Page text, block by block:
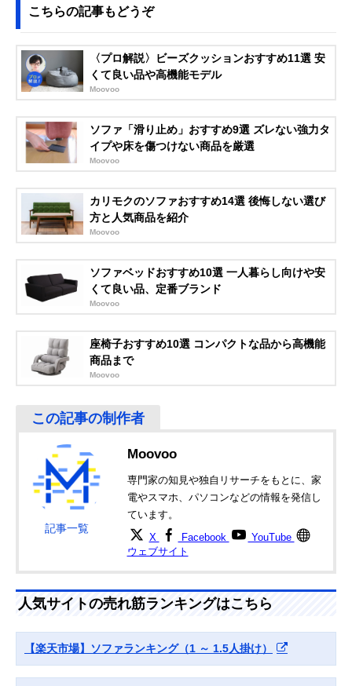
Amazonで見る
人掛けコーデュロ
イソファ SFCS-
90
Amazonで見る
ホームテイスト
ガーリーな部屋に
(Cellutane) クロワ
ッサン コンパクト
ローソファ 2人掛
け MS01
でかわいいデザイ
ン
さ48cm
Celina コーナーソ
ファ g118026
感のあるコーナー
さ58cm
Amazonで見る
DORIS カウチソ
Amazonで見る
(Tamaliving) ロデ
ィ 2人掛けソファ
るコンパクトな2
人掛け
さ75cm
こちらの記事もどうぞ
〈プロ解説〉ビーズクッションおすすめ11選 安
くて良い品や高機能モデル
Moovoo
ソファ「滑り止め」おすすめ9選 ズレない強力タ
イプや床を傷つけない商品を厳選
Moovoo
カリモクのソファおすすめ14選 後悔しない選び
方と人気商品を紹介
Moovoo
ソファベッドおすすめ10選 一人暮らし向けや安
くて良い品、定番ブランド
Moovoo
座椅子おすすめ10選 コンパクトな品から高機能
商品まで
Moovoo
記事一覧
Moovoo
専門家の知見や独自リサーチをもとに、家
電やスマホ、パソコンなどの情報を発信し
ています。
X Facebook
YouTube
ウェブサイト
人気サイトの売れ筋ランキングはこちら
【楽天市場】ソファランキング（1 ～ 1.5人掛け）